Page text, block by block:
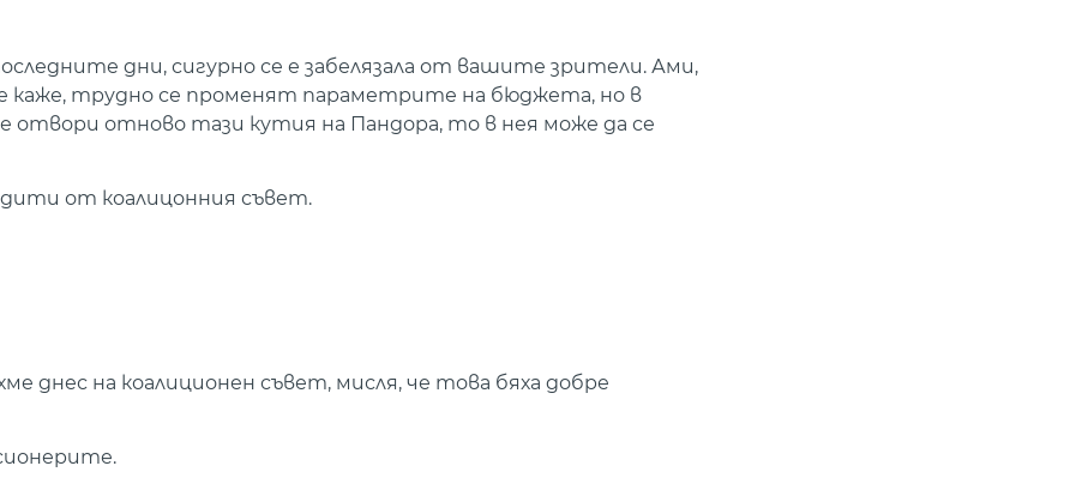
дни, сигурно се е забелязала от вашите зрители. Ами,
каже, трудно се променят параметрите на бюджета, но в
отвори отново тази кутия на Пандора, то в нея може да се
от коалицонния съвет.
днес на коалиционен съвет, мисля, че това бяха добре